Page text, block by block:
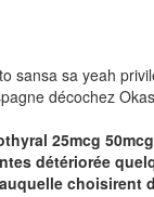
sansa sa yeah
décochez
25mcg 50mcg
détériorée
choisirent